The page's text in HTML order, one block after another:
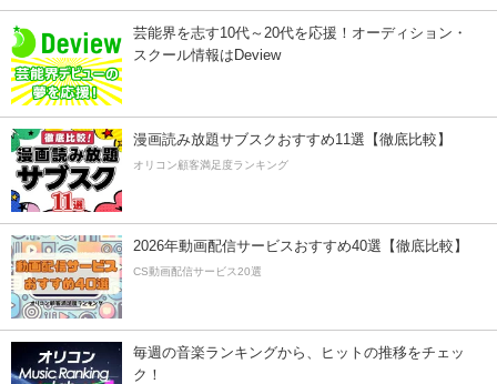
芸能界を志す10代～20代を応援！オーディション・
スクール情報はDeview
漫画読み放題サブスクおすすめ11選【徹底比較】
オリコン顧客満足度ランキング
2026年動画配信サービスおすすめ40選【徹底比較】
CS動画配信サービス20選
毎週の音楽ランキングから、ヒットの推移をチェッ
ク！